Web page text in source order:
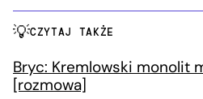
CZYTAJ TAKŻE
Bryc: Kremlowski monolit
[rozmowa]